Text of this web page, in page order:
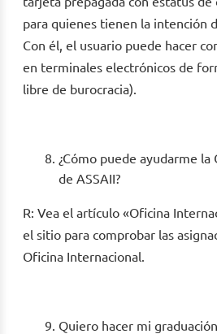
para quienes tienen la intención
Con él, el usuario puede hacer
en terminales electrónicos de
libre de burocracia).
¿Cómo puede ayudarme
de ASSAII?
R: Vea el artículo «Oficina
el sitio para comprobar las
Oficina Internacional.
Quiero hacer mi